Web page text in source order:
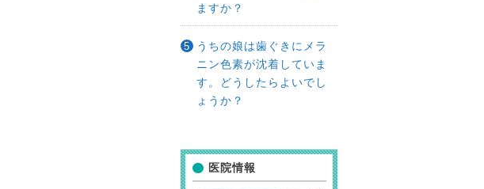
ますか？
うちの娘は歯ぐきにメラ
ニン色素が沈着していま
す。どうしたらよいでし
ょうか？
医院情報